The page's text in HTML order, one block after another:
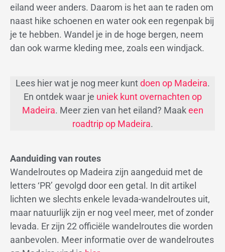
eiland weer anders. Daarom is het aan te raden om
naast hike schoenen en water ook een regenpak bij
je te hebben. Wandel je in de hoge bergen, neem
dan ook warme kleding mee, zoals een windjack.
Lees hier wat je nog meer kuntdoen op Madeira.
En ontdek waar je uniek kunt overnachten op
Madeira. Meer zien van het eiland? Maakeen
roadtrip op Madeira.
Aanduiding van routes
Wandelroutes op Madeira zijn aangeduid met de
letters ‘PR’ gevolgd door een getal. In dit artikel
lichten we slechts enkele levada-wandelroutes uit,
maar natuurlijk zijn er nog veel meer, met of zonder
levada. Er zijn 22 officiële wandelroutes die worden
aanbevolen. Meer informatie over de wandelroutes